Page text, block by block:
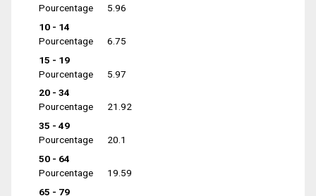
Pourcentage
5.96
10 - 14
Pourcentage
6.75
15 - 19
Pourcentage
5.97
20 - 34
Pourcentage
21.92
35 - 49
Pourcentage
20.1
50 - 64
Pourcentage
19.59
65 - 79